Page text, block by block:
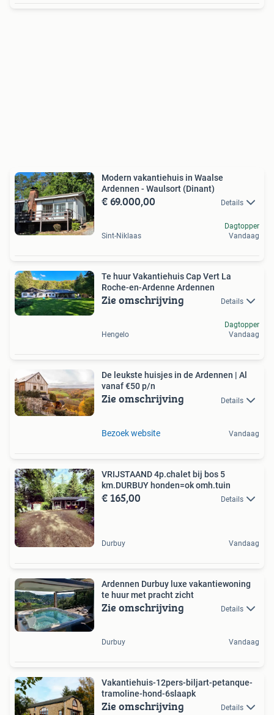
Modern vakantiehuis in Waalse
Ardennen - Waulsort (Dinant)
€ 69.000,00 Details
Sint-Niklaas
Dagtopper
Vandaag
Te huur Vakantiehuis Cap Vert La
Roche-en-Ardenne Ardennen
Zie omschrijving Details
Hengelo
Dagtopper
Vandaag
De leukste huisjes in de Ardennen | Al
vanaf €50 p/n
Zie omschrijving Details
Bezoek website Vandaag
VRIJSTAAND 4p.chalet bij bos 5
km.DURBUY honden=ok omh.tuin
€ 165,00 Details
Durbuy Vandaag
Ardennen Durbuy luxe vakantiewoning
te huur met pracht zicht
Zie omschrijving Details
Durbuy Vandaag
Vakantiehuis-12pers-biljart-petanque-
tramoline-hond-6slaapk
Zie omschrijving Details